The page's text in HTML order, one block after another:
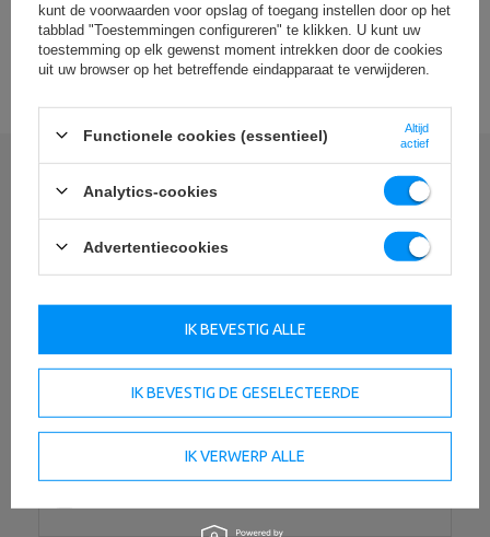
Plaats voor barbells 4 stuks.,diameter 51 mm
Benodigde ruimte 1,29 m
Profil 125 x 60 x 3 mm
Kleur van het frame zwart
Entiteit verantwoordelijk voor dit product in de EU
Fabrikant
Boczna 41
Postcode:27-200
BEKIJK ALLE PARAMETERS
Schrijf uw mening
5/5
Inhoud van uw mening
Voeg uw eigen productafbeelding toe:
kunt de voorwaarden voor opslag of toegang instellen door op het
tabblad "Toestemmingen configureren" te klikken. U kunt uw
toestemming op elk gewenst moment intrekken door de cookies
uit uw browser op het betreffende eindapparaat te verwijderen.
Functionele cookies (essentieel)
Altijd
actief
Analytics-cookies
Advertentiecookies
IK BEVESTIG DE GESELECTEERDE
IK VERWERP ALLE
IK BEVESTIG ALLE